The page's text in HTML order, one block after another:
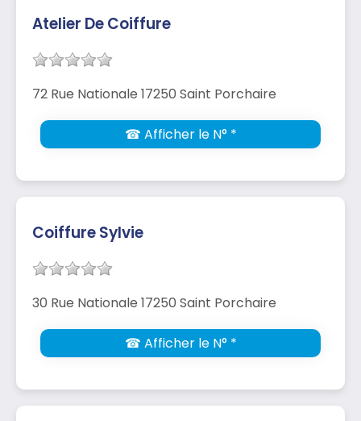
Atelier De Coiffure
72 Rue Nationale 17250 Saint Porchaire
☎ Afficher le N° *
Coiffure Sylvie
30 Rue Nationale 17250 Saint Porchaire
☎ Afficher le N° *